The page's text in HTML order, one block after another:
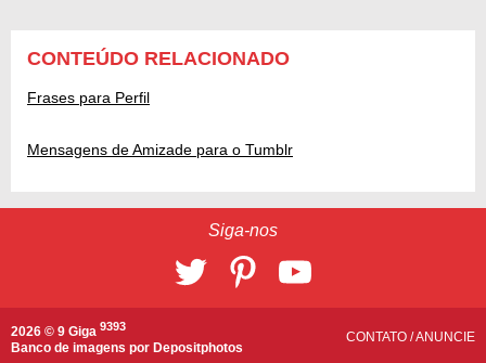
CONTEÚDO RELACIONADO
Frases para Perfil
Mensagens de Amizade para o Tumblr
Siga-nos
2026 © 9 Giga 9393
Banco de imagens por Depositphotos
CONTATO /ANUNCIE